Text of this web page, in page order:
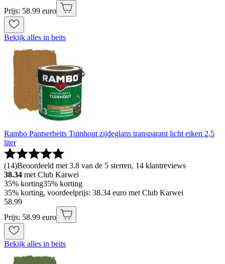
Prijs: 58.99 euro
Bekijk alles in beits
Rambo Pantserbeits Tuinhout zijdeglans transparant licht eiken 2,5
liter
(14)Beoordeeld met 3.8 van de 5 sterren, 14 klantreviews
38.34 met Club Karwei
35% korting35% korting
35% korting, voordeelprijs: 38.34 euro met Club Karwei
58.99
Prijs: 58.99 euro
Bekijk alles in beits